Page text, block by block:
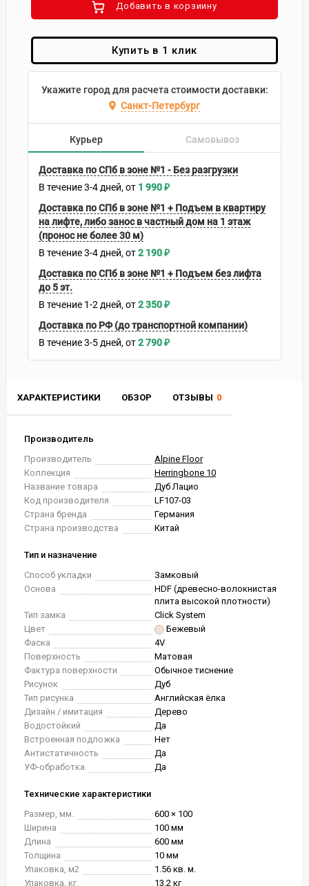
ХАРАКТЕРИСТИКИ ОБЗОР ОТЗЫВЫ 0
Производитель
Производитель
Alpine Floor
Коллекция
Herringbone 10
Название товара
Дуб Лацио
Код производителя
LF107-03
Страна бренда
Германия
Страна производства
Китай
Тип и назначение
Способ укладки
Замковый
Основа
HDF (древесно-волокнистая
плита высокой плотности)
Тип замка
Click System
Цвет
Бежевый
Фаска
4V
Поверхность
Матовая
Фактура поверхности
Обычное тиснение
Рисунок
Дуб
Тип рисунка
Английская ёлка
Дизайн / имитация
Дерево
Водостойкий
Да
Встроенная подложка
Нет
Антистатичность
Да
УФ-обработка
Да
Технические характеристики
Размер, мм.
600 × 100
Ширина
100 мм
Длина
600 мм
Толщина
10 мм
Упаковка, м2
1.56 кв. м.
Упаковка, кг.
13.2 кг
Добавить в корзиину
Купить в 1 клик
Укажите город для расчета стоимости доставки:
Санкт-Петербург
Курьер Самовывоз
Доставка по СПб в зоне №1 - Без разгрузки
В течение3-4 дней 1 990₽
Доставка по СПб в зоне №1 + Подъем в квартиру
на лифте, либо занос в частный дом на 1 этаж
(пронос не более 30 м)
В течение3-4 дней 2 190₽
Доставка по СПб в зоне №1 + Подъем без лифта
до 5 эт.
В течение 1-2 дней 2 350₽
Доставка по РФ (до транспортной компании)
В течение3-5 дней 2 790₽